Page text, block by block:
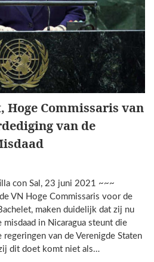
Hoge Commissaris van
van de
con Sal, 23 juni 2021 ~~~
VN Hoge Commissaris voor de
maken duidelijk dat zij nu
in Nicaragua steunt die
van de Verenigde Staten
dit doet komt niet als…